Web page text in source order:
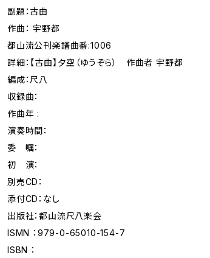
副題：古曲
作曲： 宇野都
都山流公刊楽譜曲番:1006
詳細：【古曲】夕空（ゆうぞら） 作曲者 宇野都
編成：尺八
収録曲：
作曲年 :
演奏時間：
委 嘱：
初 演：
別売CD：
添付CD：なし
出版社：都山流尺八楽会
ISMN ：979-0-65010-154-7
ISBN ：